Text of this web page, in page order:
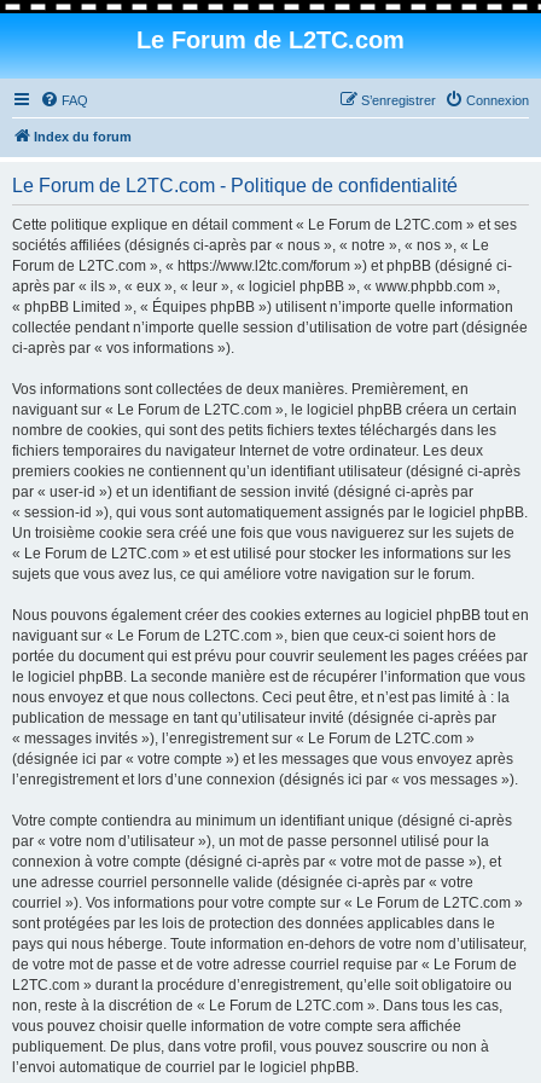
Le Forum de L2TC.com
FAQ Connexion
S’enregistrer
Index du forum
Le Forum de L2TC.com - Politique de confidentialité
Cette politique explique en détail comment « Le Forum de L2TC.com » et ses
sociétés affiliées (désignés ci-après par « nous », « notre », « nos », « Le
Forum de L2TC.com », « https://www.l2tc.com/forum ») et phpBB (désigné ci-
après par « ils », « eux », « leur », « logiciel phpBB », « www.phpbb.com »,
« phpBB Limited », « Équipes phpBB ») utilisent n’importe quelle information
collectée pendant n’importe quelle session d’utilisation de votre part (désignée
ci-après par « vos informations »).
Vos informations sont collectées de deux manières. Premièrement, en
naviguant sur « Le Forum de L2TC.com », le logiciel phpBB créera un certain
nombre de cookies, qui sont des petits fichiers textes téléchargés dans les
fichiers temporaires du navigateur Internet de votre ordinateur. Les deux
premiers cookies ne contiennent qu’un identifiant utilisateur (désigné ci-après
par « user-id ») et un identifiant de session invité (désigné ci-après par
« session-id »), qui vous sont automatiquement assignés par le logiciel phpBB.
Un troisième cookie sera créé une fois que vous naviguerez sur les sujets de
« Le Forum de L2TC.com » et est utilisé pour stocker les informations sur les
sujets que vous avez lus, ce qui améliore votre navigation sur le forum.
Nous pouvons également créer des cookies externes au logiciel phpBB tout en
naviguant sur « Le Forum de L2TC.com », bien que ceux-ci soient hors de
portée du document qui est prévu pour couvrir seulement les pages créées par
le logiciel phpBB. La seconde manière est de récupérer l’information que vous
nous envoyez et que nous collectons. Ceci peut être, et n’est pas limité à : la
publication de message en tant qu’utilisateur invité (désignée ci-après par
« messages invités »), l’enregistrement sur « Le Forum de L2TC.com »
(désignée ici par « votre compte ») et les messages que vous envoyez après
l’enregistrement et lors d’une connexion (désignés ici par « vos messages »).
Votre compte contiendra au minimum un identifiant unique (désigné ci-après
par « votre nom d’utilisateur »), un mot de passe personnel utilisé pour la
connexion à votre compte (désigné ci-après par « votre mot de passe »), et
une adresse courriel personnelle valide (désignée ci-après par « votre
courriel »). Vos informations pour votre compte sur « Le Forum de L2TC.com »
sont protégées par les lois de protection des données applicables dans le
pays qui nous héberge. Toute information en-dehors de votre nom d’utilisateur,
de votre mot de passe et de votre adresse courriel requise par « Le Forum de
L2TC.com » durant la procédure d’enregistrement, qu’elle soit obligatoire ou
non, reste à la discrétion de « Le Forum de L2TC.com ». Dans tous les cas,
vous pouvez choisir quelle information de votre compte sera affichée
publiquement. De plus, dans votre profil, vous pouvez souscrire ou non à
l’envoi automatique de courriel par le logiciel phpBB.